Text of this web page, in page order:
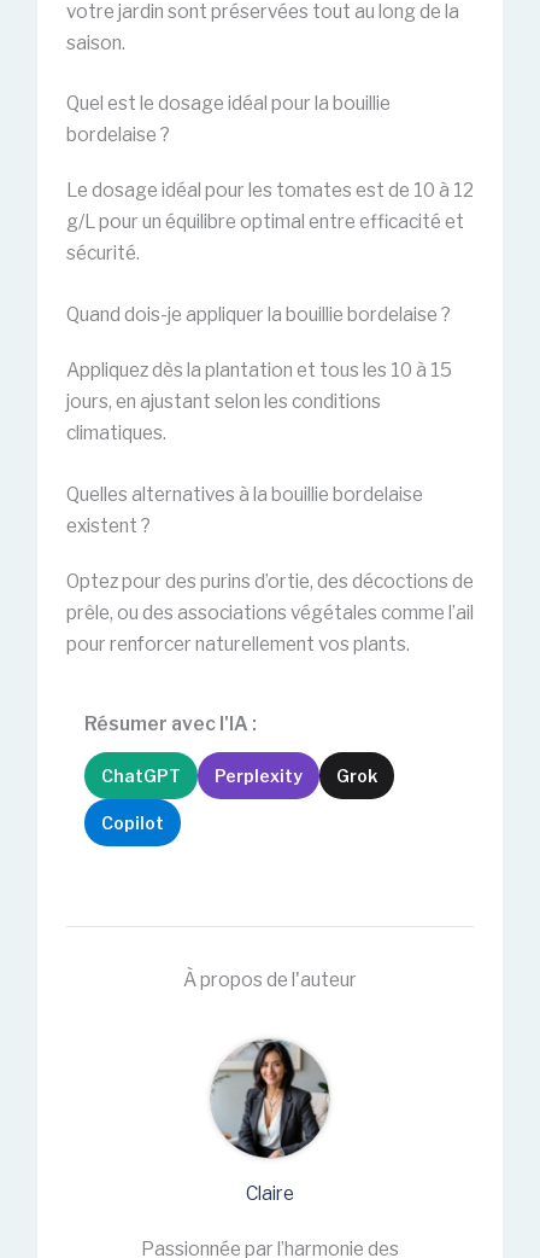
votre jardin sont préservées tout au long de la
saison.
Quel est le dosage idéal pour la bouillie
bordelaise ?
Le dosage idéal pour les tomates est de 10 à 12
g/L pour un équilibre optimal entre efficacité et
sécurité.
Quand dois-je appliquer la bouillie bordelaise ?
Appliquez dès la plantation et tous les 10 à 15
jours, en ajustant selon les conditions
climatiques.
Quelles alternatives à la bouillie bordelaise
existent ?
Optez pour des purins d’ortie, des décoctions de
prêle, ou des associations végétales comme l’ail
pour renforcer naturellement vos plants.
Résumer avec l'IA :
ChatGPT Perplexity Grok
Copilot
À propos de l'auteur
Claire
Passionnée par l’harmonie des